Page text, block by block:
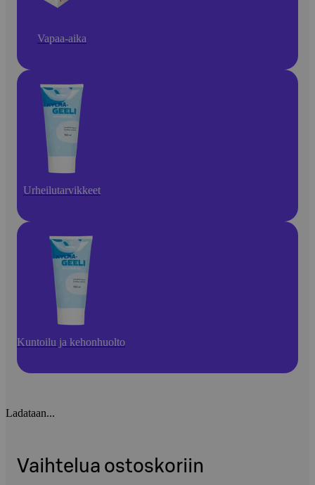
Vapaa-aika
Urheilutarvikkeet
Kuntoilu ja kehonhuolto
Ladataan...
Vaihtelua ostoskoriin